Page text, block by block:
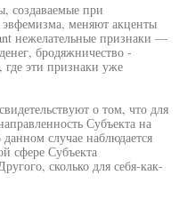
создаваемые при
эвфемизма, меняют акценты
нежелательные признаки —
бродяжничество -
где эти признаки уже
о том, что для
Субъекта на
случае наблюдается
сфере Субъекта
сколько для себя-как-